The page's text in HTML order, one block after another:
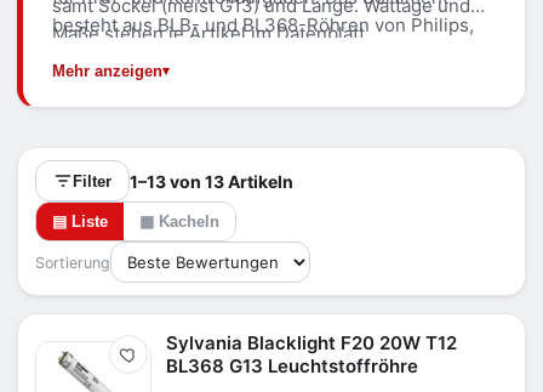
besteht aus BLB- und BL368-Röhren von Philips,
samt Sockel (meist G13) und Länge. Wattage und
Maße stehen je Artikel im Datenblatt.
Mehr anzeigen
Filter 1–13 von 13 Artikeln
▤ Liste ▦ Kacheln
Sortierung
Merken
Sylvania Blacklight F20 20W T12
BL368 G13 Leuchtstoffröhre